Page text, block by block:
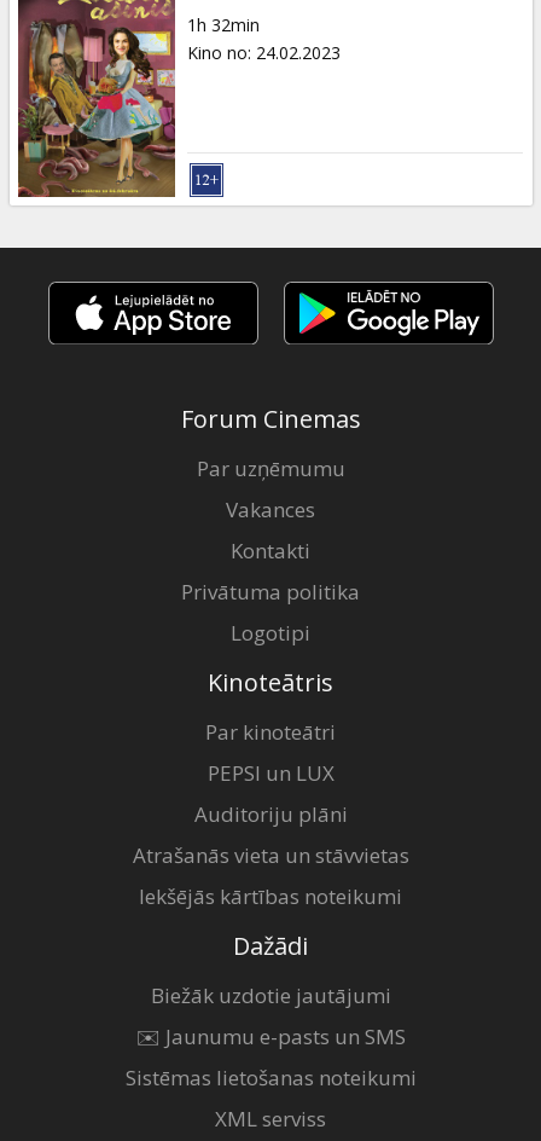
1h 32min
Kino no: 24.02.2023
Forum Cinemas
Par uzņēmumu
Vakances
Kontakti
Privātuma politika
Logotipi
Kinoteātris
Par kinoteātri
PEPSI un LUX
Auditoriju plāni
Atrašanās vieta un stāvvietas
Iekšējās kārtības noteikumi
Dažādi
Biežāk uzdotie jautājumi
✉️ Jaunumu e-pasts un SMS
Sistēmas lietošanas noteikumi
XML serviss